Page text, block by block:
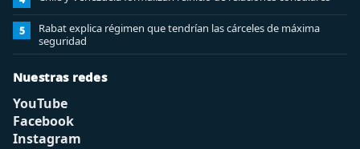
5
Rabat explica régimen que tendrían las cárceles de máxima
seguridad
Nuestras redes
YouTube
Facebook
Instagram